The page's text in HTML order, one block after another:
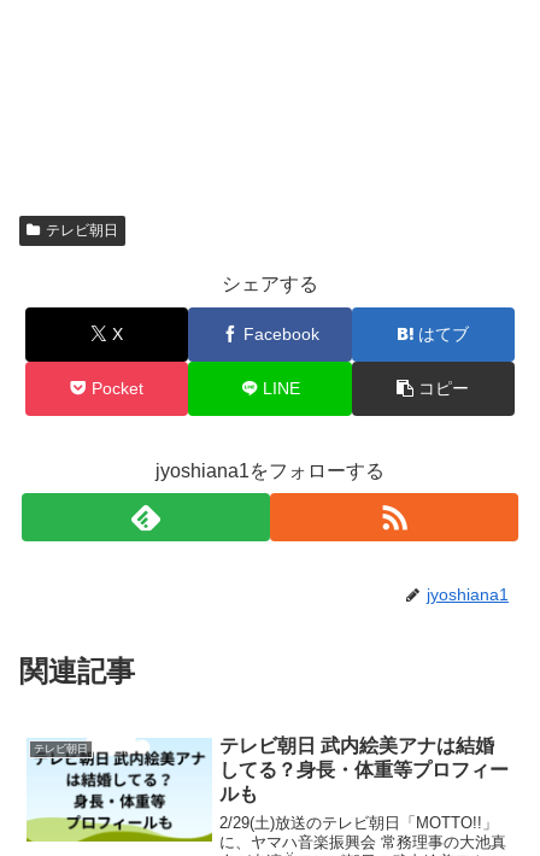
テレビ朝日
シェアする
X Facebook はてブ
Pocket LINE コピー
jyoshiana1をフォローする
jyoshiana1
関連記事
テレビ朝日
テレビ朝日 武内絵美アナは結婚
してる？身長・体重等プロフィー
ルも
2/29(土)放送のテレビ朝日「MOTTO!!」
に、ヤマハ音楽振興会 常務理事の大池真